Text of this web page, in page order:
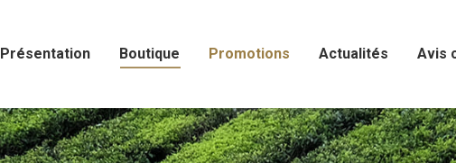
Présentation Boutique Promotions Actualités Avis